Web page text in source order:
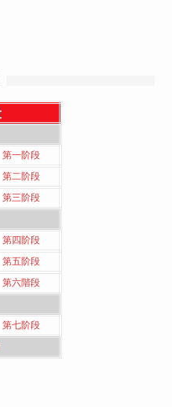
第一阶段
第二阶段
第三阶段
第四阶段
第五阶段
第六階段
第七阶段